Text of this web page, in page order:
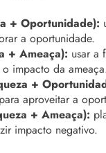
+ Oportunidade):
a oportunidade.
+ Ameaça): usar a
impacto da
+
aproveitar a
+ Ameaça):
impacto negativo.